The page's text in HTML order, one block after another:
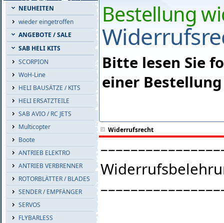
NEUHEITEN
wieder eingetroffen
ANGEBOTE / SALE
SAB HELI KITS
SCORPION
WoH-Line
HELI BAUSÄTZE / KITS
HELI ERSATZTEILE
SAB AVIO / RC JETS
Multicopter
Boote
ANTRIEB ELEKTRO
ANTRIEB VERBRENNER
ROTORBLÄTTER / BLADES
SENDER / EMPFÄNGER
SERVOS
FLYBARLESS
Bestellung
Bitte lesen Sie
einer
Widerrufsrecht